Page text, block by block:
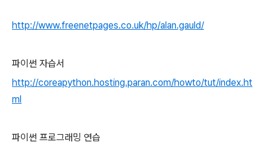
http://www.freenetpages.co.uk/hp/alan.gauld/
파이썬 자습서
http://coreapython.hosting.paran.com/howto/tut/index.ht
ml
파이썬 프로그래밍 연습